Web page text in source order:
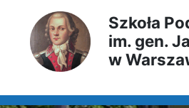
do
treści
do
menu
do
wyszukiwarki
do
mapy
Szkoła
im. gen.
w